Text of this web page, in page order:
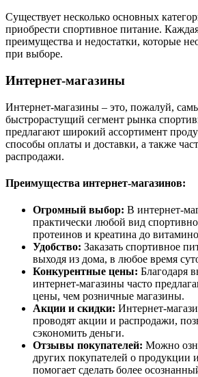
Существует несколько основных
приобрести спортивное питание.
преимущества и недостатки, которые
при выборе.
Интернет-магазины
Интернет-магазины – это, пожалуй,
быстрорастущий сегмент рынка
предлагают широкий ассортимент
способы оплаты и доставки, а также
распродажи.
Преимущества интернет-магазинов:
Огромный выбор: В интернет-
практически любой вид
протеинов и креатина до
Удобство: Заказать спортивное
выходя из дома, в любое время
Конкурентные цены: Благодаря
интернет-магазины часто
цены, чем розничные магазины.
Акции и скидки: Интернет-
проводят акции и распродажи,
сэкономить деньги.
Отзывы покупателей: Можно
других покупателей о продукции
помогает сделать более